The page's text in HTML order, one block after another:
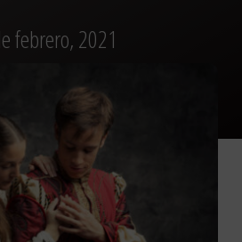
febrero, 2021